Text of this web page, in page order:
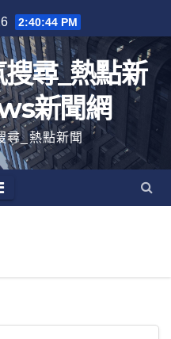
2:40:45 PM
尋_熱點新
新聞網
尋_熱點新聞